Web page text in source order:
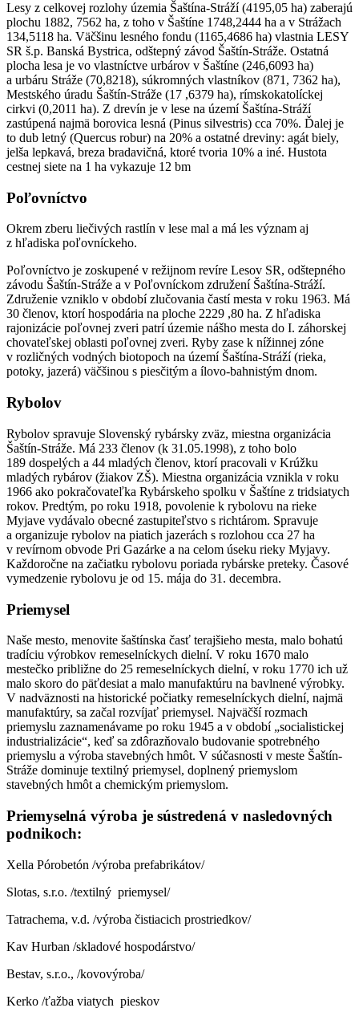
Lesy z celkovej rozlohy územia Šaštína-Stráží (4195,05 ha) zaberajú
plochu 1882, 7562 ha, z toho v Šaštíne 1748,2444 ha a v Strážach
134,5118 ha. Väčšinu lesného fondu (1165,4686 ha) vlastnia LESY
SR š.p. Banská Bystrica, odštepný závod Šaštín-Stráže. Ostatná
plocha lesa je vo vlastníctve urbárov v Šaštíne (246,6093 ha)
a urbáru Stráže (70,8218), súkromných vlastníkov (871, 7362 ha),
Mestského úradu Šaštín-Stráže (17 ,6379 ha), rímskokatolíckej
cirkvi (0,2011 ha). Z drevín je v lese na území Šaštína-Stráží
zastúpená najmä borovica lesná (Pinus silvestris) cca 70%. Ďalej je
to dub letný (Quercus robur) na 20% a ostatné dreviny: agát biely,
jelša lepkavá, breza bradavičná, ktoré tvoria 10% a iné. Hustota
cestnej siete na 1 ha vykazuje 12 bm
Poľovníctvo
Okrem zberu liečivých rastlín v lese mal a má les význam aj
z hľadiska poľovníckeho.
Poľovníctvo je zoskupené v režijnom revíre Lesov SR, odštepného
závodu Šaštín-Stráže a v Poľovníckom združení Šaštína-Stráží.
Združenie vzniklo v období zlučovania častí mesta v roku 1963. Má
30 členov, ktorí hospodária na ploche 2229 ,80 ha. Z hľadiska
rajonizácie poľovnej zveri patrí územie nášho mesta do I. záhorskej
chovateľskej oblasti poľovnej zveri. Ryby zase k nížinnej zóne
v rozličných vodných biotopoch na území Šaštína-Stráží (rieka,
potoky, jazerá) väčšinou s piesčitým a ílovo-bahnistým dnom.
Rybolov
Rybolov spravuje Slovenský rybársky zväz, miestna organizácia
Šaštín-Stráže. Má 233 členov (k 31.05.1998), z toho bolo
189 dospelých a 44 mladých členov, ktorí pracovali v Krúžku
mladých rybárov (žiakov ZŠ). Miestna organizácia vznikla v roku
1966 ako pokračovateľka Rybárskeho spolku v Šaštíne z tridsiatych
rokov. Predtým, po roku 1918, povolenie k rybolovu na rieke
Myjave vydávalo obecné zastupiteľstvo s richtárom. Spravuje
a organizuje rybolov na piatich jazerách s rozlohou cca 27 ha
v revírnom obvode Pri Gazárke a na celom úseku rieky Myjavy.
Každoročne na začiatku rybolovu poriada rybárske preteky. Časové
vymedzenie rybolovu je od 15. mája do 31. decembra.
Priemysel
Naše mesto, menovite šaštínska časť terajšieho mesta, malo bohatú
tradíciu výrobkov remeselníckych dielní. V roku 1670 malo
mestečko približne do 25 remeselníckych dielní, v roku 1770 ich už
malo skoro do päťdesiat a malo manufaktúru na bavlnené výrobky.
V nadväznosti na historické počiatky remeselníckych dielní, najmä
manufaktúry, sa začal rozvíjať priemysel. Najväčší rozmach
priemyslu zaznamenávame po roku 1945 a v období „socialistickej
industrializácie“, keď sa zdôrazňovalo budovanie spotrebného
priemyslu a výroba stavebných hmôt. V súčasnosti v meste Šaštín-
Stráže dominuje textilný priemysel, doplnený priemyslom
stavebných hmôt a chemickým priemyslom.
Priemyselná výroba je sústredená v nasledovných
podnikoch:
Xella Pórobetón /výroba prefabrikátov/
Slotas, s.r.o. /textilný priemysel/
Tatrachema, v.d. /výroba čistiacich prostriedkov/
Kav Hurban /skladové hospodárstvo/
Bestav, s.r.o., /kovovýroba/
Kerko /ťažba viatych pieskov